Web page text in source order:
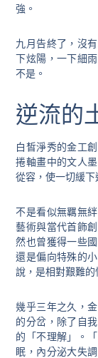
強。
九月告終了，沒
下炫陽，一下細
不是。
逆流的
白皙淨秀的金工
捲軸畫中的文人
從容，使一切緩下
不是看似無羈無
藝術與當代首飾
然也曾獲得一些
還是偏向特殊的
說，是相對艱難的
幾乎三年之久，
的分岔，除了自
的「不理解」。
眠，內分泌大失